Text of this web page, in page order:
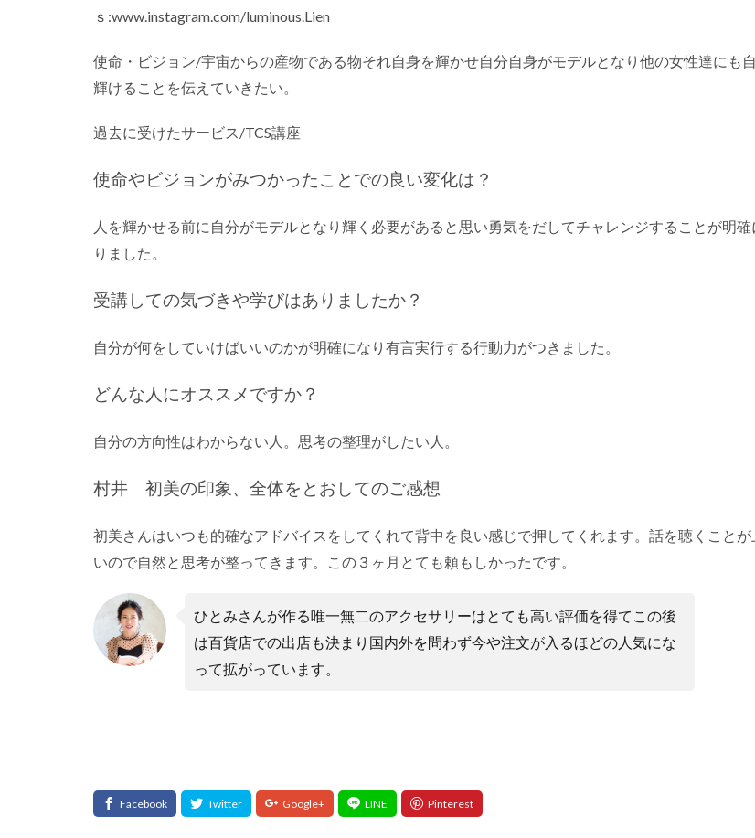
ｓ:www.instagram.com/luminous.Lien
使命・ビジョン/宇宙からの産物である物それ自身を輝かせ自分自身がモデルとなり他の女性達にも
輝けることを伝えていきたい。
過去に受けたサービス/TCS講座
使命やビジョンがみつかったことでの良い変化は？
人を輝かせる前に自分がモデルとなり輝く必要があると思い勇気をだしてチャレンジすることが明確
りました。
受講しての気づきや学びはありましたか？
自分が何をしていけばいいのかが明確になり有言実行する行動力がつきました。
どんな人にオススメですか？
自分の方向性はわからない人。思考の整理がしたい人。
村井 初美の印象、全体をとおしてのご感想
初美さんはいつも的確なアドバイスをしてくれて背中を良い感じで押してくれます。話を聴くことが
いので自然と思考が整ってきます。この３ヶ月とても頼もしかったです。
ひとみさんが作る唯一無二のアクセサリーはとても高い評価を得てこの後
は百貨店での出店も決まり国内外を問わず今や注文が入るほどの人気にな
って拡がっています。